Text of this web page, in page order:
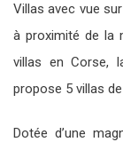
Villas avec vue
à proximité de la
villas en Corse,
propose 5 villas
Dotée d’une